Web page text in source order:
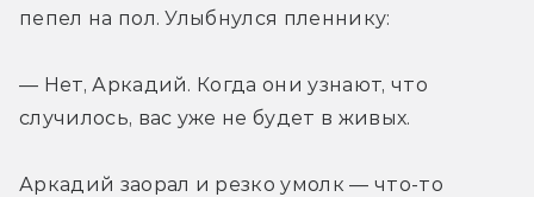
пепел на пол. Улыбнулся пленнику:
— Нет, Аркадий. Когда они узнают, что
случилось, вас уже не будет в живых.
Аркадий заорал и резко умолк — что-то